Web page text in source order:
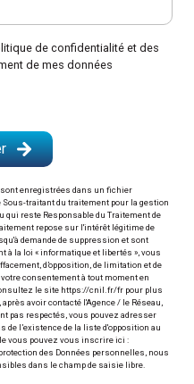
de confidentialité et des
de mes données
enregistrées dans un fichier
traitant du traitement pour la gestion
qui reste Responsable du Traitement de
repose sur l'intérêt légitime de
demande de suppression et sont
à la loi « informatique et libertés », vous
d’opposition, de limitation et de
consentement à tout moment en
le site https://cnil.fr/fr pour plus
avoir contacté l'Agence / le Réseau,
pas respectés, vous pouvez adresser
l’existence de la liste d'opposition au
vous pouvez vous inscrire ici :
des Données personnelles, nous
dans le champ de saisie libre.